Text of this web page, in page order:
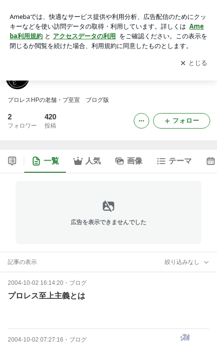
アプリをダウンロードして ブログの更新通知
を受け取りまし
ょう。
開く
プロレスHPの老舗・プ至宣 ブログ版
2
フォロワー
420
投稿
フォロー
一覧 人気 画像 テーマ
広告を表示できませんでした
記事の表示 絞り込みなし
2004-10-02 16:14:20 ・ ブログ
プロレス至上主義とは
2004-10-02 07:27:16 ・ ブログ